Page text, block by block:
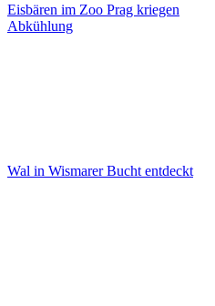
Eisbären im Zoo Prag kriegen
Abkühlung
Wal in Wismarer Bucht entdeckt